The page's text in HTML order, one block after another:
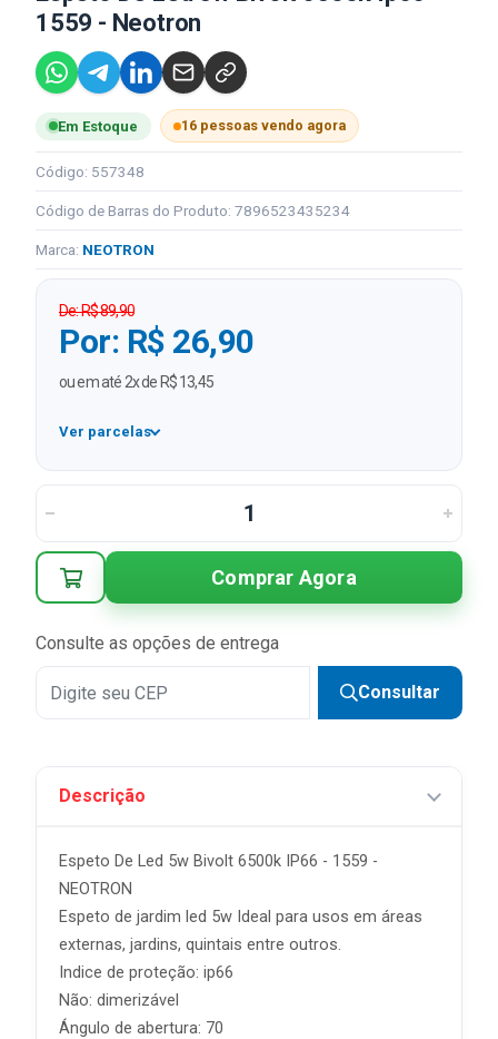
1559 - Neotron
Em Estoque 16 pessoas vendo agora
Código: 557348
Código de Barras do Produto: 7896523435234
Marca: NEOTRON
De: R$ 89,90
Por: R$ 26,90
ou em até 2x de R$ 13,45
Ver parcelas
1x R$ 26,90
Comprar Agora
Consulte as opções de entrega
Consultar
Descrição
Espeto De Led 5w Bivolt 6500k IP66 - 1559 -
NEOTRON
Espeto de jardim led 5w Ideal para usos em áreas
externas, jardins, quintais entre outros.
Indice de proteção: ip66
Não: dimerizável
Ángulo de abertura: 70